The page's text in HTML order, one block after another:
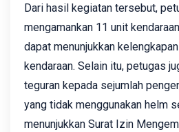
Dari hasil kegiatan tersebut,
mengamankan 11 unit
dapat menunjukkan
kendaraan. Selain itu, petugas
teguran kepada sejumlah
yang tidak menggunakan helm
menunjukkan Surat Izin